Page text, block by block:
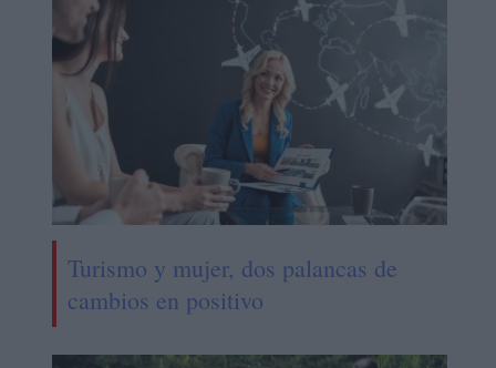
Turismo y mujer, dos palancas de
cambios en positivo